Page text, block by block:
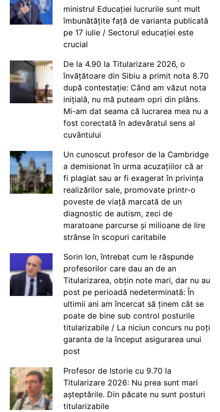
ministrul Educației lucrurile sunt mult
îmbunătățite față de varianta publicată
pe 17 iulie / Sectorul educației este
crucial
De la 4.90 la Titularizare 2026, o
învățătoare din Sibiu a primit nota 8.70
după contestație: Când am văzut nota
inițială, nu mă puteam opri din plâns.
Mi-am dat seama că lucrarea mea nu a
fost corectată în adevăratul sens al
cuvântului
Un cunoscut profesor de la Cambridge
a demisionat în urma acuzațiilor că ar
fi plagiat sau ar fi exagerat în privința
realizărilor sale, promovate printr-o
poveste de viață marcată de un
diagnostic de autism, zeci de
maratoane parcurse și milioane de lire
strânse în scopuri caritabile
Sorin Ion, întrebat cum le răspunde
profesorilor care dau an de an
Titularizarea, obțin note mari, dar nu au
post pe perioadă nedeterminată: În
ultimii ani am încercat să ținem cât se
poate de bine sub control posturile
titularizabile / La niciun concurs nu poți
garanta de la început asigurarea unui
post
Profesor de Istorie cu 9.70 la
Titularizare 2026: Nu prea sunt mari
așteptările. Din păcate nu sunt posturi
titularizabile